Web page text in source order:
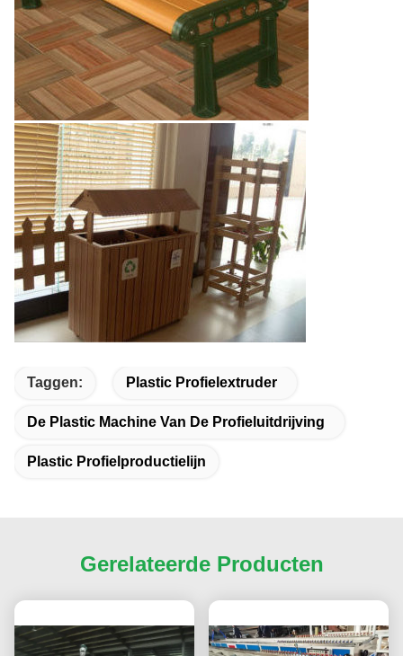
Taggen: Plastic Profielextruder
De Plastic Machine Van De Profieluitdrijving
Plastic Profielproductielijn
Gerelateerde Producten